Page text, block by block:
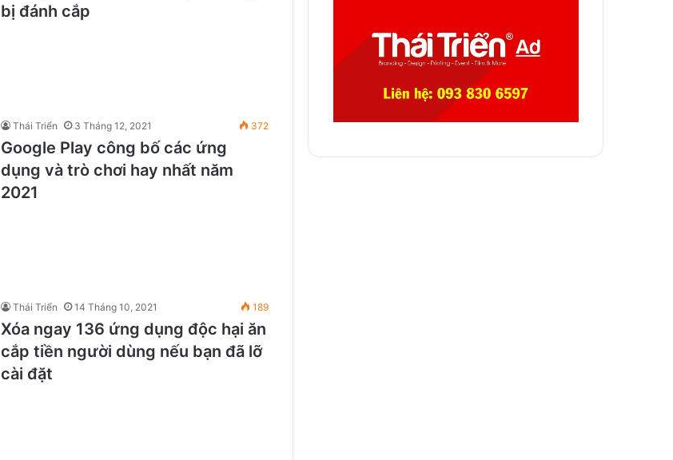
bị đánh cắp
Thái Triển 3 Tháng 12, 2021 372
Google Play công bố các ứng
dụng và trò chơi hay nhất năm
2021
Thái Triển 14 Tháng 10, 2021 189
Xóa ngay 136 ứng dụng độc hại ăn
cắp tiền người dùng nếu bạn đã lỡ
cài đặt